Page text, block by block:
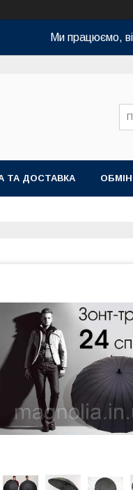
Ми працюємо,
ТА ДОСТАВКА